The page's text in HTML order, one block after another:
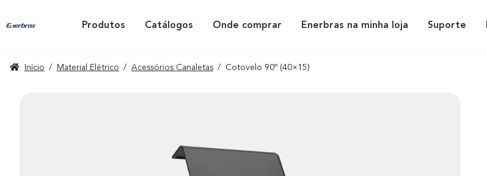
Produtos Catálogos Onde comprar Enerbras na minha loja Suporte
Início / Material Elétrico / Acessórios Canaletas / Cotovelo 90º (40×15)